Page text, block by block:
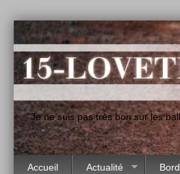
"Je ne suis pas très bon sur les
Accueil Actualité